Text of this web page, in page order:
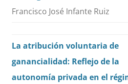
Francisco José Infante Ruiz
La atribución voluntaria de
ganancialidad: Reflejo de la
autonomía privada en el